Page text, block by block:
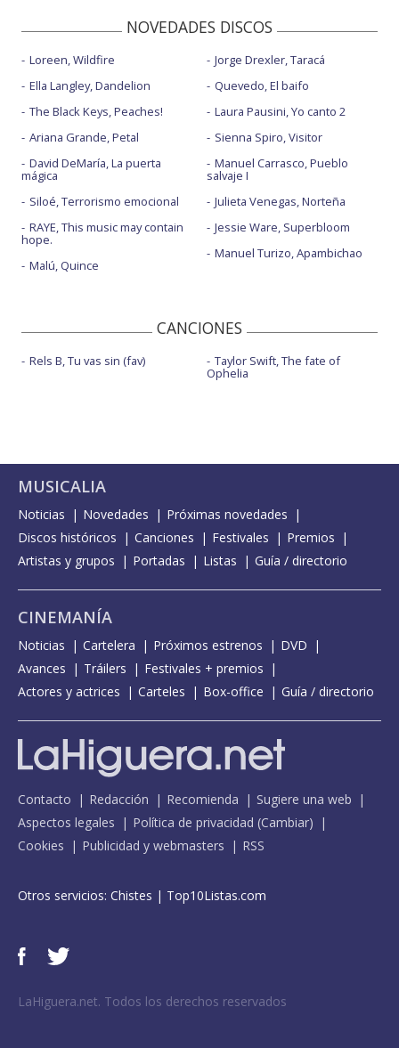
NOVEDADES DISCOS
Loreen, Wildfire
Ella Langley, Dandelion
The Black Keys, Peaches!
Ariana Grande, Petal
David DeMaría, La puerta
mágica
Siloé, Terrorismo emocional
RAYE, This music may contain
hope.
Malú, Quince
Jorge Drexler, Taracá
Quevedo, El baifo
Laura Pausini, Yo canto 2
Sienna Spiro, Visitor
Manuel Carrasco, Pueblo
salvaje I
Julieta Venegas, Norteña
Jessie Ware, Superbloom
Manuel Turizo, Apambichao
CANCIONES
Rels B, Tu vas sin (fav) Taylor Swift, The fate of
Ophelia
MUSICALIA
Noticias Novedades
Próximas novedades
Discos históricos
Canciones Festivales
Premios
Artistas y grupos
Portadas Listas Guía / directorio
CINEMANÍA
Noticias Cartelera Próximos estrenos
DVD
Avances
Tráilers
Festivales + premios
Actores y actrices
Carteles Box-office Guía / directorio
Contacto Redacción Recomienda
Sugiere una web
Aspectos legales
Política de privacidad (Cambiar)
Cookies
Publicidad y webmasters RSS
Otros servicios: Chistes | Top10Listas.com
LaHiguera.net. Todos los derechos reservados